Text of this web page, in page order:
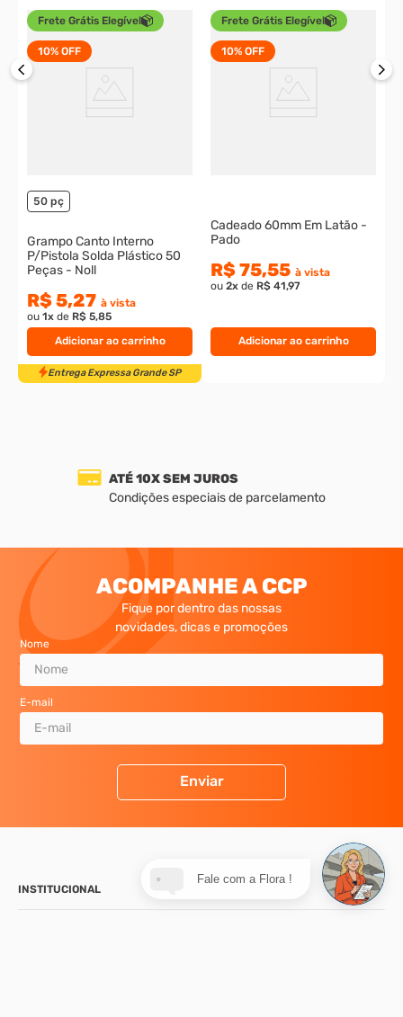
Frete Grátis Elegível
10% OFF
Adicionar ao carrinho
50 pç
Grampo Canto Interno
P/Pistola Solda Plástico 50
Peças - Noll
R$ 5,27 à vista
ou 1x de R$ 5,85
Frete Grátis Elegível
10% OFF
Adicionar ao carrinho
Cadeado 60mm Em Latão -
Pado
R$ 75,55 à vista
ou 2x de R$ 41,97
ATÉ 10X SEM JUROS
Condições especiais de parcelamento
ACOMPANHE A CCP
Fique por dentro das nossas
novidades, dicas e promoções
Nome
E-mail
Enviar
INSTITUCIONAL
Fale com a Flora !